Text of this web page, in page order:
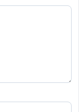
pada peramban ini